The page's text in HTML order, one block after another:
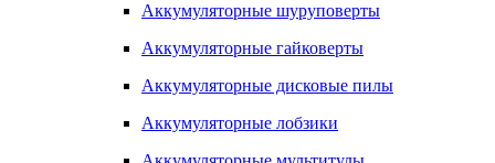
Аккумуляторные шуруповерты
Аккумуляторные гайковерты
Аккумуляторные дисковые пилы
Аккумуляторные лобзики